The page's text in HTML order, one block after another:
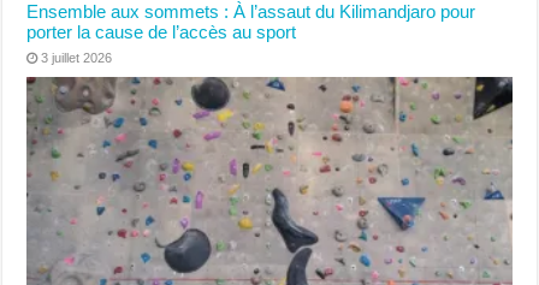
Ensemble aux sommets : À l’assaut du Kilimandjaro pour
porter la cause de l’accès au sport
3 juillet 2026